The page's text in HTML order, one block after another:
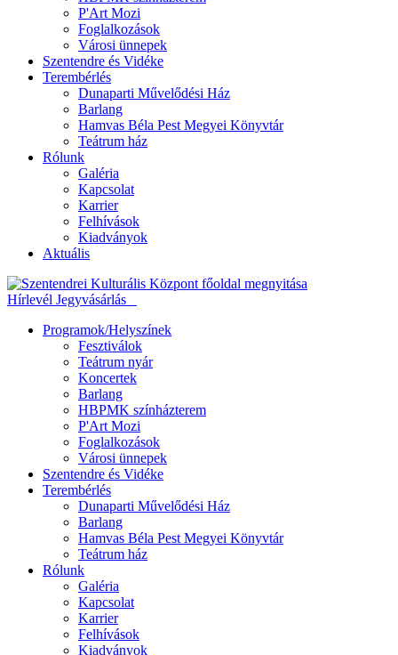
P'Art Mozi
Foglalkozások
Városi ünnepek
Szentendre és Vidéke
Terembérlés
Dunaparti Művelődési Ház
Barlang
Hamvas Béla Pest Megyei Könyvtár
Teátrum ház
Rólunk
Galéria
Kapcsolat
Karrier
Felhívások
Kiadványok
Aktuális
Hírlevél Jegyvásárlás
Programok/Helyszínek
Fesztiválok
Teátrum nyár
Koncertek
Barlang
HBPMK színházterem
P'Art Mozi
Foglalkozások
Városi ünnepek
Szentendre és Vidéke
Terembérlés
Dunaparti Művelődési Ház
Barlang
Hamvas Béla Pest Megyei Könyvtár
Teátrum ház
Rólunk
Galéria
Kapcsolat
Karrier
Felhívások
Kiadványok